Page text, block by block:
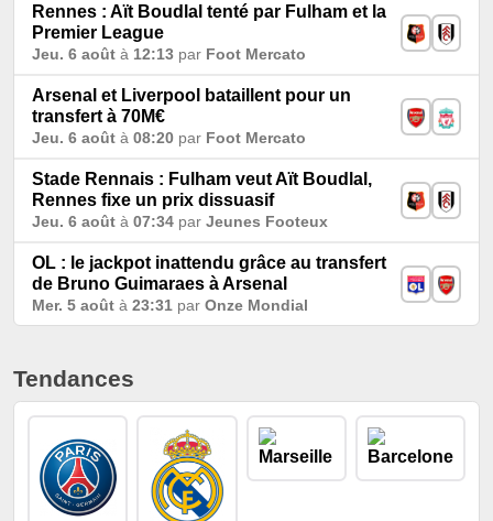
Rennes : Aït Boudlal tenté par Fulham et la
Premier League
Jeu. 6 août à 12:13 par Foot Mercato
Arsenal et Liverpool bataillent pour un
transfert à 70M€
Jeu. 6 août à 08:20 par Foot Mercato
Stade Rennais : Fulham veut Aït Boudlal,
Rennes fixe un prix dissuasif
Jeu. 6 août à 07:34 par Jeunes Footeux
OL : le jackpot inattendu grâce au transfert
de Bruno Guimaraes à Arsenal
Mer. 5 août à 23:31 par Onze Mondial
Tendances